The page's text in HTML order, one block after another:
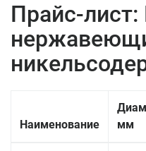
Прайс-лист:
Наименование
мм